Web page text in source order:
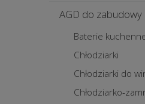
AGD do zabudowy
Baterie
Chłodziarki
Chłodziarki do
Chłodziarko-